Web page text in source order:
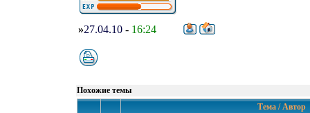
»27.04.10 - 16:24
Похожие темы
Тема / Автор